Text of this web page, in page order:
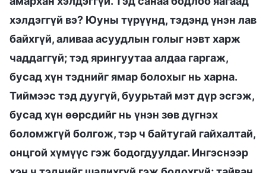
хэлдэггүй вэ? Юуны түрүүнд, тэдэнд үнэн лав
байхгүй, аливаа асуудлын голыг нэвт харж
чаддаггүй; тэд ярингуутаа алдаа гаргаж,
бусад хүн тэднийг ямар болохыг нь харна.
Тиймээс тэд дуугүй, буурьтай мэт дүр эсгэж,
бусад хүн өөрсдийг нь үнэн зөв дүгнэх
боломжгүй болгож, тэр ч байтугай гайхалтай,
онцгой хүмүүс гэж бодогдуулдаг. Ингэснээр